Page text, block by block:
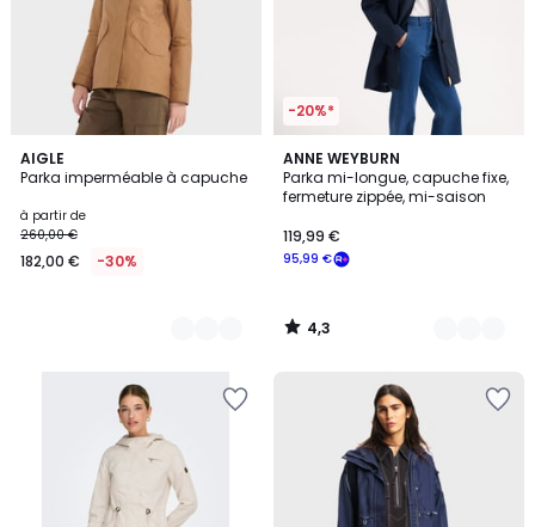
AIGLE
Parka imperméable à capuche
à partir de
260,00 €
182,00 € -30%
4
Couleurs
-20%*
ANNE WEYBURN
Parka mi-longue, capuche fixe,
fermeture zippée, mi-saison
95,99 €
119,99 €
4,3
/ 5
2
Couleurs
4,3
/